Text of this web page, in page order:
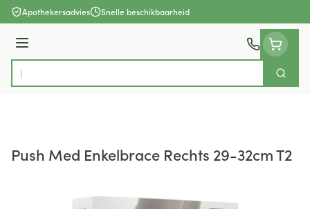
Ga naar de inhoud
Apothekersadvies Snelle beschikbaarheid
Menu
Product, merk, categorie...
Zoek
Push Med Enkelbrace Rechts 29-32cm T2